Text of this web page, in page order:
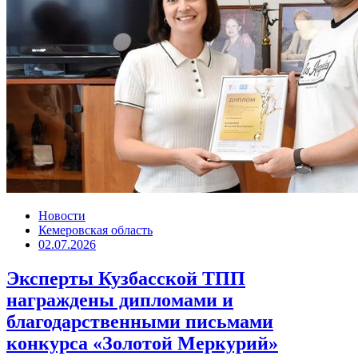
Новости
Кемеровская область
02.07.2026
Эксперты Кузбасской ТПП
награждены дипломами и
благодарственными письмами
конкурса «Золотой Меркурий»